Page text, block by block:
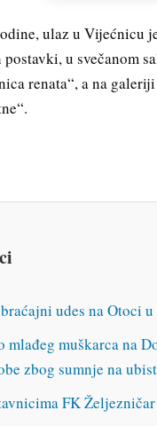
ulaz u Vijećnicu
u svečanom
renata“, a na
udes na Otoci
mlađeg muškarca na
zbog sumnje na
FK